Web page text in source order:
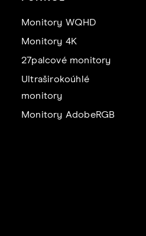
Monitory WQHD
Monitory 4K
27palcové monitory
Ultraširokoúhlé
monitory
Monitory AdobeRGB